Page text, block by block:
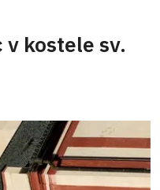
kostele sv.